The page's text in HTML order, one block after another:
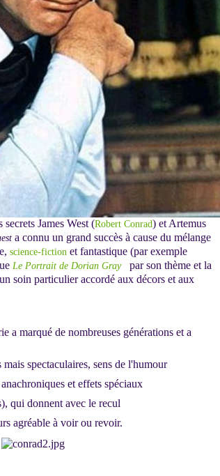
James West (Robert Conrad) et Artemus
a connu un grand succès à cause du mélange
science-fiction et fantastique (par exemple
Le Portrait de Dorian Gray
par son thème et la
soin particulier accordé aux décors et aux
a marqué de nombreuses générations et a
spectaculaires, sens de l'humour
et effets spéciaux
qui donnent avec le recul
agréable à voir ou revoir.